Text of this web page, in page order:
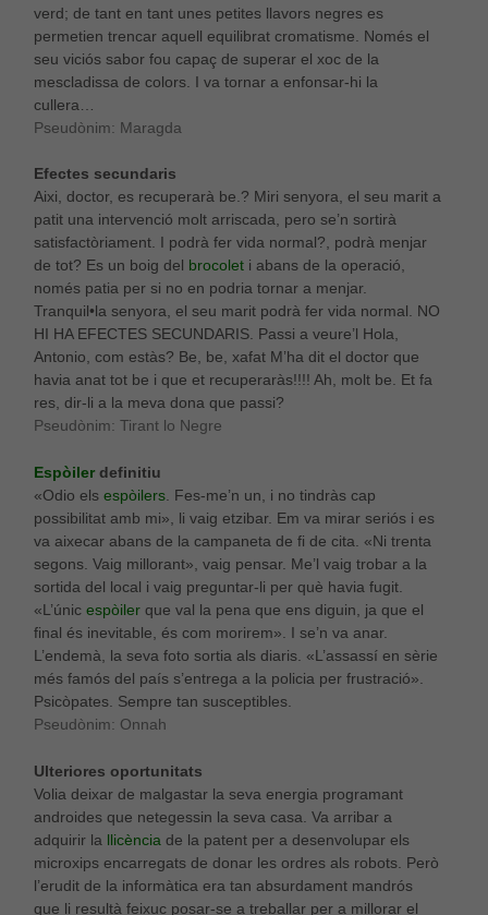
verd; de tant en tant unes petites llavors negres es
permetien trencar aquell equilibrat cromatisme. Només el
seu viciós sabor fou capaç de superar el xoc de la
mescladissa de colors. I va tornar a enfonsar-hi la
cullera…
Pseudònim: Maragda
Efectes secundaris
Aixi, doctor, es recuperarà be.? Miri senyora, el seu marit a
patit una intervenció molt arriscada, pero se’n sortirà
satisfactòriament. I podrà fer vida normal?, podrà menjar
de tot? Es un boig del brocoleti abans de la operació,
només patia per si no en podria tornar a menjar.
Tranquil•la senyora, el seu marit podrà fer vida normal. NO
HI HA EFECTES SECUNDARIS. Passi a veure’l Hola,
Antonio, com estàs? Be, be, xafat M’ha dit el doctor que
havia anat tot be i que et recuperaràs!!!! Ah, molt be. Et fa
res, dir-li a la meva dona que passi?
Pseudònim: Tirant lo Negre
Espòilerdefinitiu
«Odio els espòilers. Fes-me’n un, i no tindràs cap
possibilitat amb mi», li vaig etzibar. Em va mirar seriós i es
va aixecar abans de la campaneta de fi de cita. «Ni trenta
segons. Vaig millorant», vaig pensar. Me’l vaig trobar a la
sortida del local i vaig preguntar-li per què havia fugit.
«L’únic espòilerque val la pena que ens diguin, ja que el
final és inevitable, és com morirem». I se’n va anar.
L’endemà, la seva foto sortia als diaris. «L’assassí en sèrie
més famós del país s’entrega a la policia per frustració».
Psicòpates. Sempre tan susceptibles.
Pseudònim: Onnah
Ulteriores oportunitats
Volia deixar de malgastar la seva energia programant
androides que netegessin la seva casa. Va arribar a
adquirir la llicència de la patent per a desenvolupar els
microxips encarregats de donar les ordres als robots. Però
l’erudit de la informàtica era tan absurdament mandrós
que li resultà feixuc posar-se a treballar per a millorar el